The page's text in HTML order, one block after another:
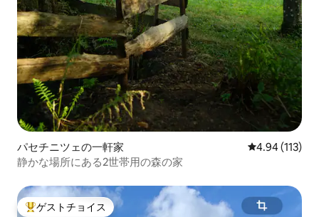
パセチニツェの一軒家 レビュー113
4.94 (113)
静かな場所にある2世帯用の森の家
大好評のゲストチョイスです。
ゲストチョイス